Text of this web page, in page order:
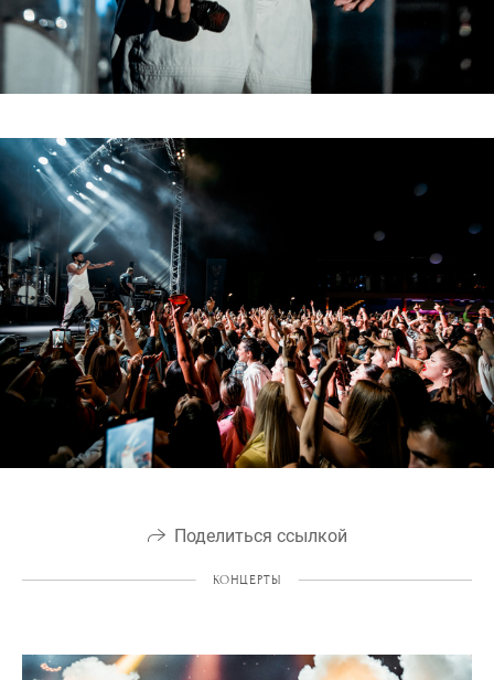
Поделиться ссылкой
КОНЦЕРТЫ